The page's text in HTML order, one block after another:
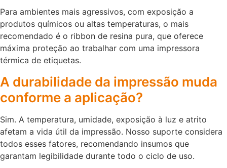
Para ambientes mais agressivos, com exposição a
produtos químicos ou altas temperaturas, o mais
recomendado é o ribbon de resina pura, que oferece
máxima proteção ao trabalhar com uma impressora
térmica de etiquetas.
A durabilidade da impressão muda
conforme a aplicação?
Sim. A temperatura, umidade, exposição à luz e atrito
afetam a vida útil da impressão. Nosso suporte considera
todos esses fatores, recomendando insumos que
garantam legibilidade durante todo o ciclo de uso.